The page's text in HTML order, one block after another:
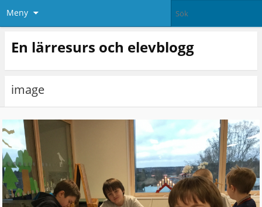
Meny
En lärresurs och elevblogg
image